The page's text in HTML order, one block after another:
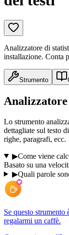
Analizzatore di
installazione. Conta
Strumento
Lo strumento
dettagliate sul testo
righe, paragrafi, ecc.
▶Come viene
Basato su una
▶Quali parole
Se questo strumento
regalarmi un caffè.